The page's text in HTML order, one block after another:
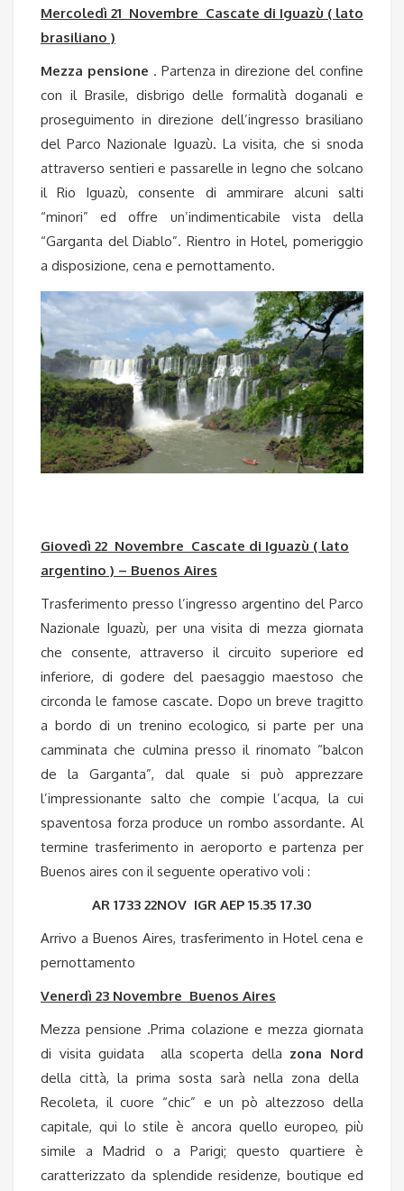
Mercoledì 21 Novembre Cascate di Iguazù ( lato
brasiliano )
Mezza pensione . Partenza in direzione del confine
con il Brasile, disbrigo delle formalità doganali e
proseguimento in direzione dell’ingresso brasiliano
del Parco Nazionale Iguazù. La visita, che si snoda
attraverso sentieri e passarelle in legno che solcano
il Rio Iguazù, consente di ammirare alcuni salti
“minori” ed offre un’indimenticabile vista della
“Garganta del Diablo”. Rientro in Hotel, pomeriggio
a disposizione, cena e pernottamento.
Giovedì 22 Novembre Cascate di Iguazù ( lato
argentino ) – Buenos Aires
Trasferimento presso l’ingresso argentino del Parco
Nazionale Iguazù, per una visita di mezza giornata
che consente, attraverso il circuito superiore ed
inferiore, di godere del paesaggio maestoso che
circonda le famose cascate. Dopo un breve tragitto
a bordo di un trenino ecologico, si parte per una
camminata che culmina presso il rinomato “balcon
de la Garganta”, dal quale si può apprezzare
l’impressionante salto che compie l’acqua, la cui
spaventosa forza produce un rombo assordante. Al
termine trasferimento in aeroporto e partenza per
Buenos aires con il seguente operativo voli :
AR 1733 22NOV IGR AEP 15.35 17.30
Arrivo a Buenos Aires, trasferimento in Hotel cena e
pernottamento
Venerdì 23 Novembre Buenos Aires
Mezza pensione .Prima colazione e mezza giornata
di visita guidata alla scoperta della zona Nord
della città, la prima sosta sarà nella zona della
Recoleta, il cuore “chic” e un pò altezzoso della
capitale, qui lo stile è ancora quello europeo, più
simile a Madrid o a Parigi; questo quartiere è
caratterizzato da splendide residenze, boutique ed